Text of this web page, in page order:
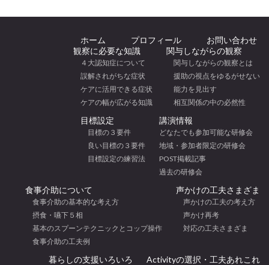
ホーム プロフィール
お問い合わせ
観察に必要な知識
４大認知症について
誤解されがちな症状
ケアに活用できる症状
ケアの幅が広がる知識
関与しながらの観察
関与しながらの観察とは
援助の視点をゆるがせない
能力を見出す
相互関係の中の必然性
目標設定
目標の３要件
良い目標の３要件
目標設定の練習法
講演情報
どなたでも参加可能な研修会
地域・参加者限定の研修会
POST掲載記事
過去の研修会
食事介助について
食事介助の基本的な考え方
摂食・嚥下５相
基本のスプーンテクニックとコップ操作
食事介助の工夫例
声かけの工夫さまざま
声かけの工夫の考え方
声かけ再考
対応の工夫さまざま
暮らしの支援いろいろ Activityの選択・工夫あれこれ